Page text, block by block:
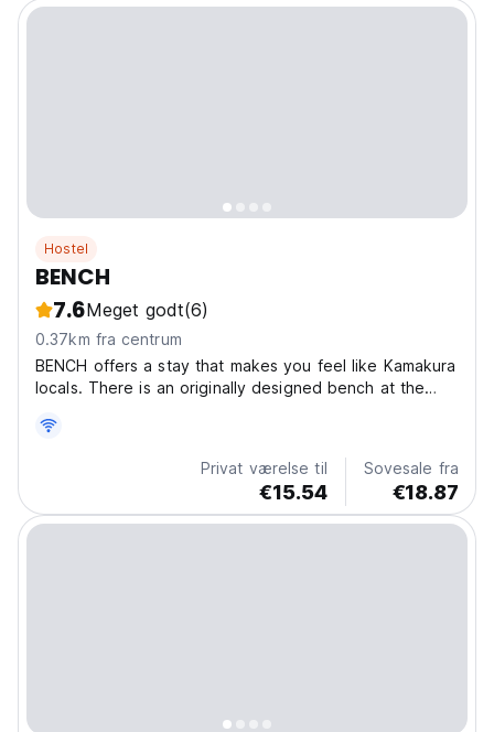
Hostel
BENCH
7.6Meget godt(6)
0.37km fra centrum
BENCH offers a stay that makes you feel like Kamakura
locals. There is an originally designed bench at the
place for rest, hanging out, and communicating not
only for our guests but it is open for locals....
Privat værelse til
€15.54
Sovesale fra
€18.87